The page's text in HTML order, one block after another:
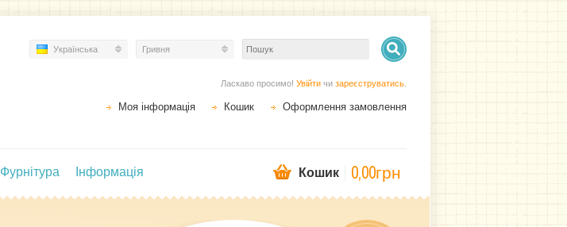
Гривня
Українська
Ласкаво просимо! Увійти чи зареєструватись
Моя інформація Кошик Оформлення замовлення
Фурнітура Інформація Кошик 0,00грн